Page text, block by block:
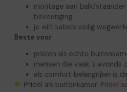
montage aan balk/
bevestiging
je wilt kabels veilig
Beste voor
prielen als echte
mensen die vaak ’s avonds
als comfort belangrijker is
Prieel als buitenkamer: Prieel